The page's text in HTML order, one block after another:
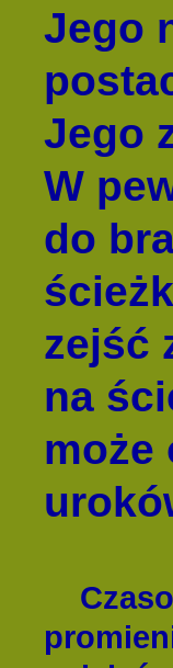
Jego
Jego
W
do
zejść
na
może